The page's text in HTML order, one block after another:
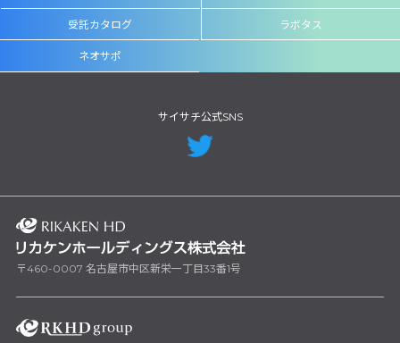
受託カタログ ラボタス
ネオサポ
サイサチ公式SNS
〒460-0007 名古屋市中区新栄一丁目33番1号